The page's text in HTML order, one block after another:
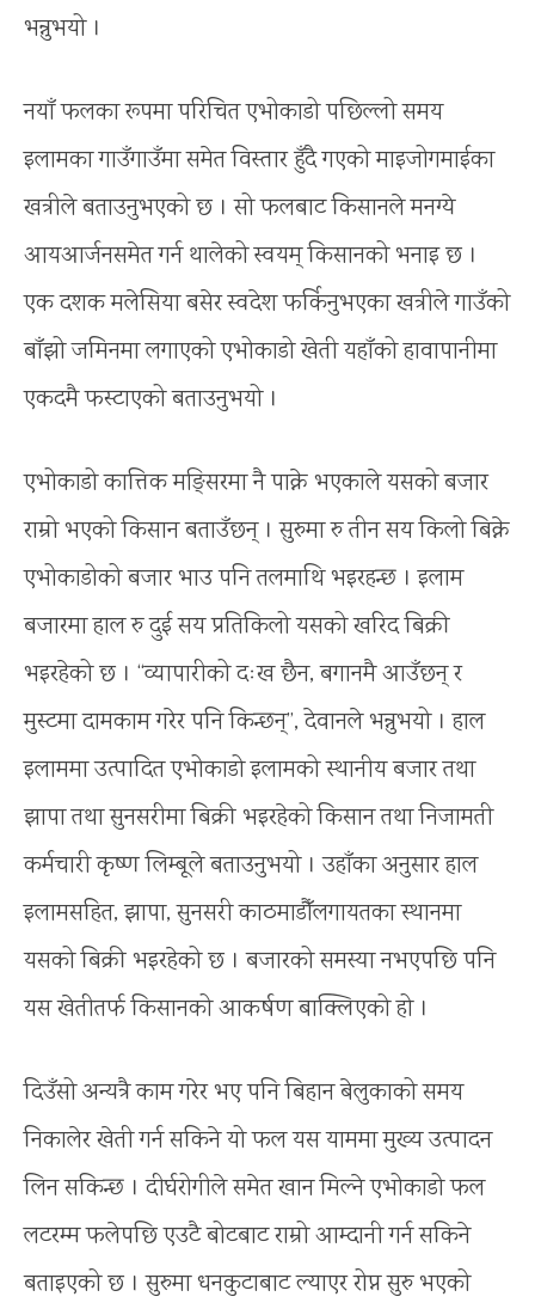
भन्नुभयो ।
नयाँ फलका रूपमा परिचित एभोकाडो पछिल्लो समय
इलामका गाउँगाउँमा समेत विस्तार हुँदै गएको माइजोगमाईका
खत्रीले बताउनुभएको छ । सो फलबाट किसानले मनग्ये
आयआर्जनसमेत गर्न थालेको स्वयम् किसानको भनाइ छ ।
एक दशक मलेसिया बसेर स्वदेश फर्किनुभएका खत्रीले गाउँको
बाँझो जमिनमा लगाएको एभोकाडो खेती यहाँको हावापानीमा
एकदमै फस्टाएको बताउनुभयो ।
एभोकाडो कात्तिक मङ्सिरमा नै पाक्ने भएकाले यसको बजार
राम्रो भएको किसान बताउँछन् । सुरुमा रु तीन सय किलो बिक्ने
एभोकाडोको बजार भाउ पनि तलमाथि भइरहन्छ । इलाम
बजारमा हाल रु दुई सय प्रतिकिलो यसको खरिद बिक्री
भइरहेको छ । “व्यापारीको दःख छैन, बगानमै आउँछन् र
मुस्टमा दामकाम गरेर पनि किन्छन्”, देवानले भन्नुभयो । हाल
इलाममा उत्पादित एभोकाडो इलामको स्थानीय बजार तथा
झापा तथा सुनसरीमा बिक्री भइरहेको किसान तथा निजामती
कर्मचारी कृष्ण लिम्बूले बताउनुभयो । उहाँका अनुसार हाल
इलामसहित, झापा, सुनसरी काठमाडौँलगायतका स्थानमा
यसको बिक्री भइरहेको छ । बजारको समस्या नभएपछि पनि
यस खेतीतर्फ किसानको आकर्षण बाक्लिएको हो ।
दिउँसो अन्यत्रै काम गरेर भए पनि बिहान बेलुकाको समय
निकालेर खेती गर्न सकिने यो फल यस याममा मुख्य उत्पादन
लिन सकिन्छ । दीर्घरोगीले समेत खान मिल्ने एभोकाडो फल
लटरम्म फलेपछि एउटै बोटबाट राम्रो आम्दानी गर्न सकिने
बताइएको छ । सुरुमा धनकुटाबाट ल्याएर रोप्न सुरु भएको